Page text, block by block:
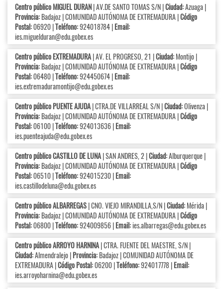
Centro público MIGUEL DURAN| AV.DE SANTO TOMAS S/N |Ciudad:Azuaga |
Provincia:Badajoz | COMUNIDAD AUTÓNOMA DE EXTREMADURA |Código
Postal:06920 |Teléfono:924018784 |Email:
ies.miguelduran@edu.gobex.es
Centro público EXTREMADURA| AV. EL PROGRESO, 21 |Ciudad:Montijo |
Provincia:Badajoz | COMUNIDAD AUTÓNOMA DE EXTREMADURA |Código
Postal:06480 |Teléfono:924450674 |Email:
ies.extremaduramontijo@edu.gobex.es
Centro público PUENTE AJUDA| CTRA.DE VILLARREAL S/N |Ciudad:Olivenza |
Provincia:Badajoz | COMUNIDAD AUTÓNOMA DE EXTREMADURA |Código
Postal:06100 |Teléfono:924013636 |Email:
ies.puenteajuda@edu.gobex.es
Centro público CASTILLO DE LUNA| SAN ANDRES, 2 |Ciudad:Alburquerque |
Provincia:Badajoz | COMUNIDAD AUTÓNOMA DE EXTREMADURA |Código
Postal:06510 |Teléfono:924015230 |Email:
ies.castillodeluna@edu.gobex.es
Centro público ALBARREGAS| CNO. VIEJO MIRANDILLA,S/N |Ciudad:Mérida |
Provincia:Badajoz | COMUNIDAD AUTÓNOMA DE EXTREMADURA |Código
Postal:06800 |Teléfono:924009856 |Email:ies.albarregas@edu.gobex.es
Centro público ARROYO HARNINA| CTRA. FUENTE DEL MAESTRE, S/N |
Ciudad:Almendralejo |Provincia:Badajoz | COMUNIDAD AUTÓNOMA DE
EXTREMADURA |Código Postal:06200 |Teléfono:924017778 |Email:
ies.arroyoharnina@edu.gobex.es